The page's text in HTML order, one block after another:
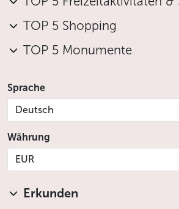
TOP 5 Shopping
TOP 5 Monumente
Sprache
Deutsch
Währung
EUR
Erkunden